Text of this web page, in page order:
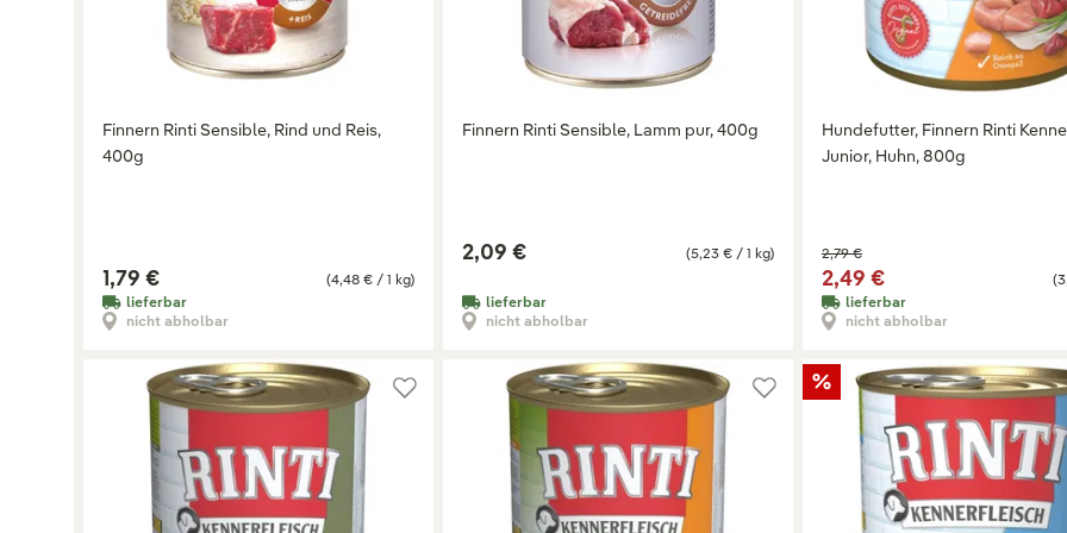
Finnern Rinti Sensible, Rind und Reis,
400g
(4,48 € / 1 kg)
1,79 €
lieferbar
nicht abholbar
Finnern Rinti Sensible, Lamm pur, 400g
(5,23 € / 1 kg)
2,09 €
lieferbar
nicht abholbar
Hundefutter, Finnern Rinti
Junior, Huhn, 800g
2,79 €
2,49 €
lieferbar
nicht abholbar